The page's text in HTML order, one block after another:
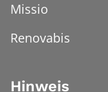
Missio
Renovabis
Hinweis